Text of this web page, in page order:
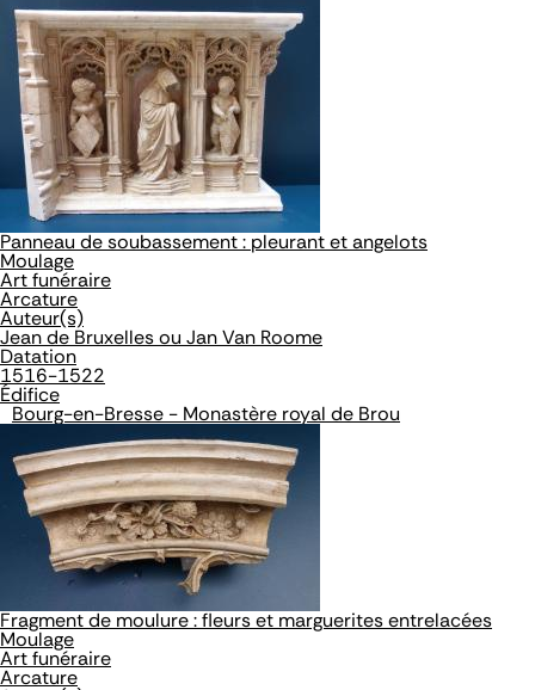
Panneau de soubassement : pleurant et angelots
Moulage
Art funéraire
Arcature
Auteur(s)
Jean de Bruxelles ou Jan Van Roome
Datation
1516-1522
Édifice
Bourg-en-Bresse - Monastère royal de Brou
Fragment de moulure : fleurs et marguerites entrelacées
Moulage
Art funéraire
Arcature